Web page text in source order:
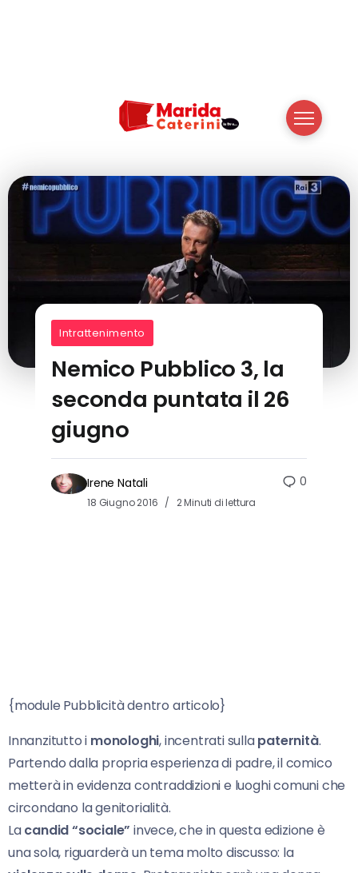
Intrattenimento
Nemico Pubblico 3, la
seconda puntata il 26
giugno
Irene Natali
18 Giugno 2016 2 Minuti di lettura
0
{module Pubblicità dentro articolo}
Innanzitutto i monologhi, incentrati sullapaternità.
Partendo dalla propria esperienza di padre, il comico
metterà in evidenza contraddizioni e luoghi comuni che
circondano la genitorialità.
Lacandid “sociale” invece, che in questa edizione è
una sola, riguarderà un tema molto discusso: la